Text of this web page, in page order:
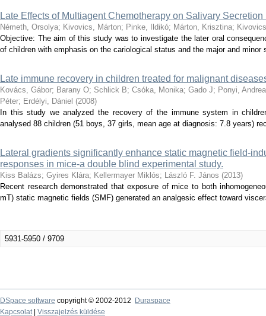
Late Effects of Multiagent Chemotherapy on Salivary
Németh, Orsolya; Kivovics, Márton; Pinke, Ildikó; Márton, Krisztina;
Objective: The aim of this study was to investigate the later oral
of children with emphasis on the cariological status and the major and minor
Late immune recovery in children treated for malignant
Kovács, Gábor; Barany O; Schlick B; Csóka, Monika; Gado J; Ponyi, Andrea
Péter; Erdélyi, Dániel (2008)
In this study we analyzed the recovery of the immune system in
analysed 88 children (51 boys, 37 girls, mean age at diagnosis: 7.8 years)
Lateral gradients significantly enhance static magnetic field-
responses in mice-a double blind experimental study.
Kiss Balázs; Gyires Klára; Kellermayer Miklós; László F. János (2013)
Recent research demonstrated that exposure of mice to both
mT) static magnetic fields (SMF) generated an analgesic effect toward
5931-5950 / 9709
DSpace software copyright © 2002-2012
Duraspace
Kapcsolat| Visszajelzés küldése